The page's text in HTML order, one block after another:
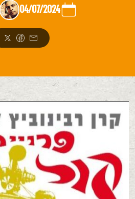
04/07/2024